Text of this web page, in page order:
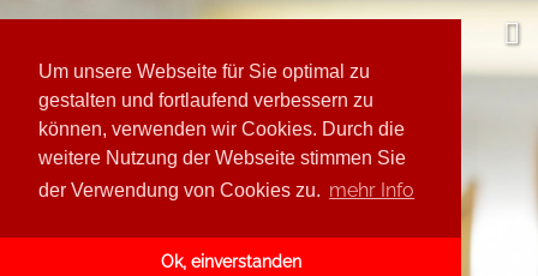
Um unsere Webseite für Sie optimal zu
gestalten und fortlaufend verbessern zu
können, verwenden wir Cookies. Durch die
weitere Nutzung der Webseite stimmen Sie
der Verwendung von Cookies zu. mehr Info
Ok, einverstanden
Über uns
Sortimentvorschau
Rodnaja Derewnja
Kunde werden